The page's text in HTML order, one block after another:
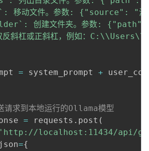
移动文件。参数: {"source": "
创建文件夹。参数: {"path":
反斜杠或正斜杠，例如：
= system_prompt +
请求到本地运行的Ollama模型
= requests . post (
'http://localhost:11434/api/
={